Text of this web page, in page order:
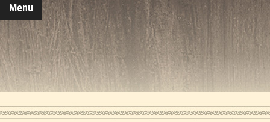
Menu